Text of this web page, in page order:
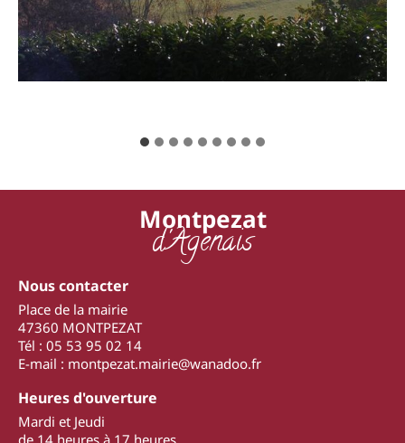
Montpezat
d'Agenais
Nous contacter
Place de la mairie
47360 MONTPEZAT
Tél : 05 53 95 02 14
E-mail : montpezat.mairie@wanadoo.fr
Heures d'ouverture
Mardi et Jeudi
de 14 heures à 17 heures